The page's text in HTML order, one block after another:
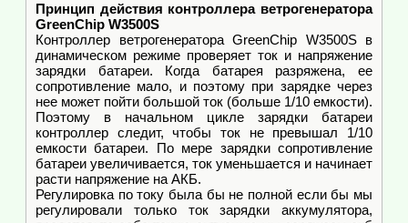
Принцип действия контроллера ветрогенератора
GreenChip W3500S
Контроллер ветрогенератора GreenChip W3500S в
динамическом режиме проверяет ток и напряжение
зарядки батареи. Когда батарея разряжена, ее
сопротивление мало, и поэтому при зарядке через
нее может пойти большой ток (больше 1/10 емкости).
Поэтому в начальном цикле зарядки батареи
контроллер следит, чтобы ток не превышал 1/10
емкости батареи. По мере зарядки сопротивление
батареи увеличивается, ток уменьшается и начинает
расти напряжение на АКБ.
Регулировка по току была бы не полной если бы мы
регулировали только ток зарядки аккумулятора,